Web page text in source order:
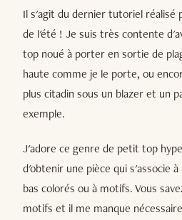
Il s'agit du dernier tutoriel réalisé
de l'été ! Je suis très contente
top noué à porter en sortie de
haute comme je le porte, ou
plus citadin sous un blazer et un
exemple.
J'adore ce genre de petit top
d'obtenir une pièce qui s'associe
bas colorés ou à motifs. Vous
motifs et il me manque